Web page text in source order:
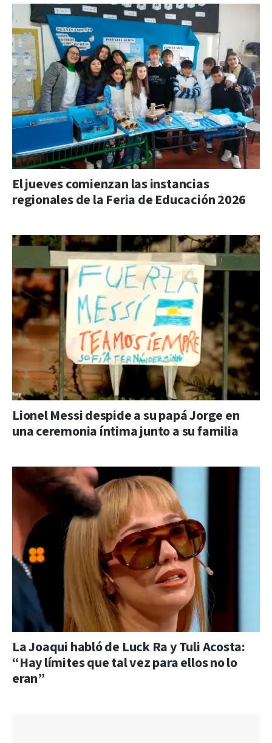
El jueves comienzan las instancias
regionales de la Feria de Educación 2026
Lionel Messi despide a su papá Jorge en
una ceremonia íntima junto a su familia
La Joaqui habló de Luck Ra y Tuli Acosta:
“Hay límites que tal vez para ellos no lo
eran”